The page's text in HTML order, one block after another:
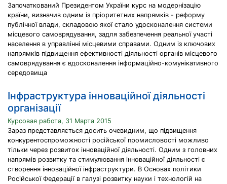
Започаткований Президентом України курс на модернізацію
країни, визначив одним із пріоритетних напрямків - реформу
публічної влади, складовою якої стало удосконалення системи
місцевого самоврядування, задля забезпечення реальної участі
населення в управлінні місцевими справами. Одним із ключових
напрямків підвищення ефективності діяльності органів місцевого
самоврядування є вдосконалення інформаційно-комунікативного
середовища
Інфраструктура інноваційної діяльності
організації
Курсовая работа, 31 Марта 2015
Зараз представляється досить очевидним, що підвищення
конкурентоспроможності російської промисловості можливо
тільки через розвиток інноваційної діяльності. Одним з головних
напрямів розвитку та стимулювання інноваційної діяльності є
створення інноваційної інфраструктури. В Основах політики
Російської Федерації в галузі розвитку науки і технологій на